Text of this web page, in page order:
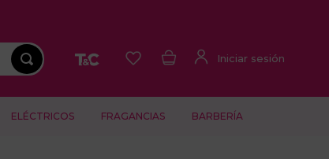
ELÉCTRICOS FRAGANCIAS BARBERÍA